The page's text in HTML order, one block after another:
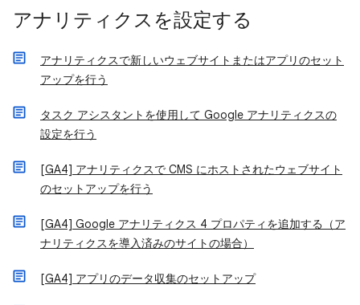
アナリティクスを設定する
アナリティクスで新しいウェブサイトまたはアプリのセット
アップを行う
タスク アシスタントを使用して Google アナリティクスの
設定を行う
[GA4] アナリティクスで CMS にホストされたウェブサイト
のセットアップを行う
[GA4] Google アナリティクス 4 プロパティを追加する（ア
ナリティクスを導入済みのサイトの場合）
[GA4] アプリのデータ収集のセットアップ